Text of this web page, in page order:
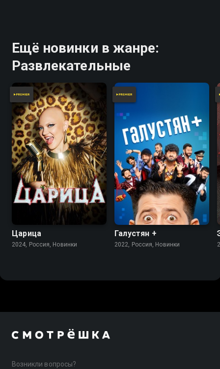
Ещё новинки в жанре:
Развлекательные
Царица
2024, Россия, Новинки
Галустян +
2022, Россия, Новинки
Возникли вопросы?